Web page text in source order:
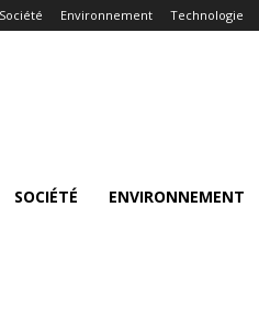
Société Environnement Technologie
SOCIÉTÉ ENVIRONNEMENT